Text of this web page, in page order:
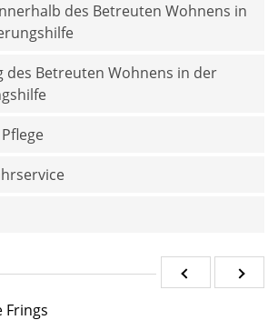
des Betreuten Wohnens in
des Betreuten Wohnens in der
Frings